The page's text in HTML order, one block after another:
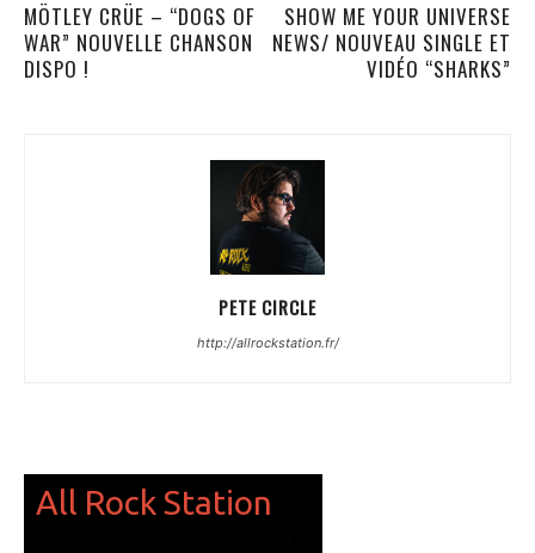
MÖTLEY CRÜE – “DOGS OF
WAR” NOUVELLE CHANSON
DISPO !
SHOW ME YOUR UNIVERSE
NEWS/ NOUVEAU SINGLE ET
VIDÉO “SHARKS”
PETE CIRCLE
http://allrockstation.fr/